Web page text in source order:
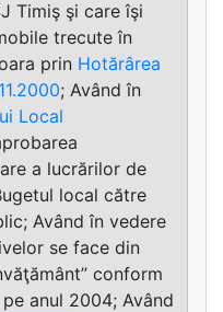
Timiş şi care îşi
trecute în
prin Hotărârea
; Având în
Local
a lucrărilor de
local către
Având în vedere
se face din
conform
anul 2004; Având